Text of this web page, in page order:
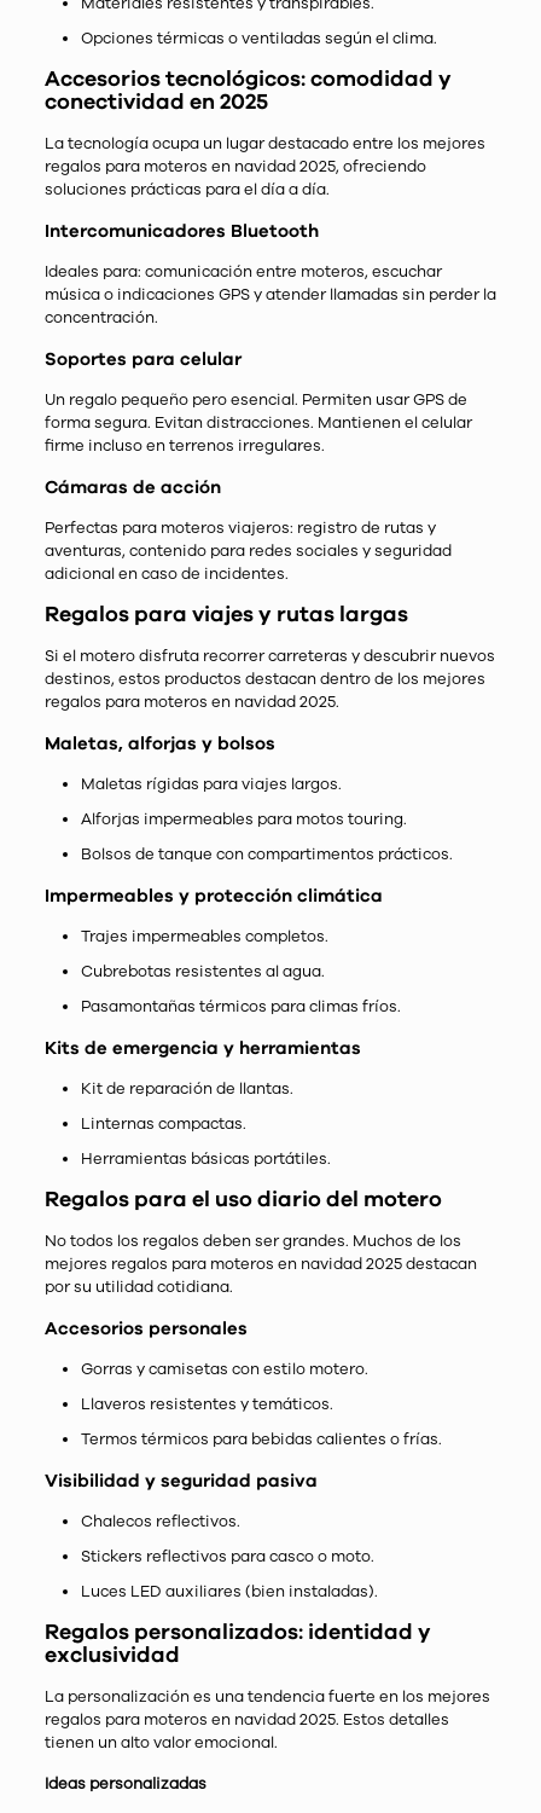
Opciones térmicas o ventiladas según el clima.
Accesorios tecnológicos: comodidad y
conectividad en 2025
La tecnología ocupa un lugar destacado entre los mejores
regalos para moteros en navidad 2025, ofreciendo
soluciones prácticas para el día a día.
Intercomunicadores Bluetooth
Ideales para: comunicación entre moteros, escuchar
música o indicaciones GPS y atender llamadas sin perder la
concentración.
Soportes para celular
Un regalo pequeño pero esencial. Permiten usar GPS de
forma segura. Evitan distracciones. Mantienen el celular
firme incluso en terrenos irregulares.
Cámaras de acción
Perfectas para moteros viajeros: registro de rutas y
aventuras, contenido para redes sociales y seguridad
adicional en caso de incidentes.
Regalos para viajes y rutas largas
Si el motero disfruta recorrer carreteras y descubrir nuevos
destinos, estos productos destacan dentro de los mejores
regalos para moteros en navidad 2025.
Maletas, alforjas y bolsos
Maletas rígidas para viajes largos.
Alforjas impermeables para motos touring.
Bolsos de tanque con compartimentos prácticos.
Impermeables y protección climática
Trajes impermeables completos.
Cubrebotas resistentes al agua.
Pasamontañas térmicos para climas fríos.
Kits de emergencia y herramientas
Kit de reparación de llantas.
Linternas compactas.
Herramientas básicas portátiles.
Regalos para el uso diario del motero
No todos los regalos deben ser grandes. Muchos de los
mejores regalos para moteros en navidad 2025 destacan
por su utilidad cotidiana.
Accesorios personales
Gorras y camisetas con estilo motero.
Llaveros resistentes y temáticos.
Termos térmicos para bebidas calientes o frías.
Visibilidad y seguridad pasiva
Chalecos reflectivos.
Stickers reflectivos para casco o moto.
Luces LED auxiliares (bien instaladas).
Regalos personalizados: identidad y
exclusividad
La personalización es una tendencia fuerte en los mejores
regalos para moteros en navidad 2025. Estos detalles
tienen un alto valor emocional.
Ideas personalizadas